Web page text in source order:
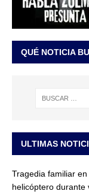
QUÉ NOTICIA
ULTIMAS
Tragedia familiar
helicóptero durante